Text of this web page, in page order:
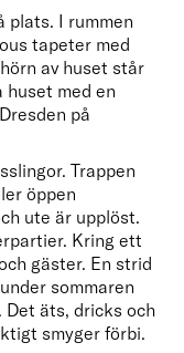
plats. I rummen
tapeter med
av huset står
med en
på
Trappen
öppen
ute är upplöst.
Kring ett
gäster. En strid
sommaren
Det äts, dricks och
smyger förbi.